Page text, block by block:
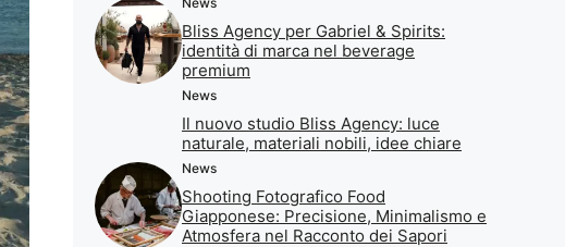
Bliss Agency per Gabriel & Spirits:
identità di marca nel beverage
premium
News
Il nuovo studio Bliss Agency: luce
naturale, materiali nobili, idee chiare
News
Shooting Fotografico Food
Giapponese: Precisione, Minimalismo e
Atmosfera nel Racconto dei Sapori